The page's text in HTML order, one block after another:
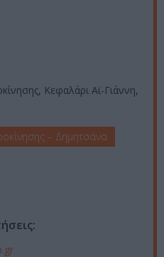
Κεφαλάρι Αϊ-Γιάννη,
– Δημητσάνα